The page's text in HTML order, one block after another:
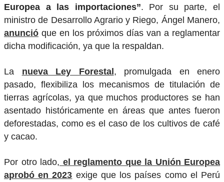
Europea a las importaciones”. Por su parte, el
ministro de Desarrollo Agrario y Riego, Ángel Manero,
anunció que en los próximos días van a reglamentar
dicha modificación, ya que la respaldan.
La nueva Ley Forestal , promulgada en enero
pasado, flexibiliza los mecanismos de titulación de
tierras agrícolas, ya que muchos productores se han
asentado históricamente en áreas que antes fueron
deforestadas, como es el caso de los cultivos de café
y cacao.
Por otro lado, el reglamento que la Unión Europea
aprobó en 2023 exige que los países como el Perú